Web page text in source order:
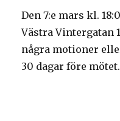
Den 7:e mars kl.
Västra Vintergatan
några motioner
30 dagar före